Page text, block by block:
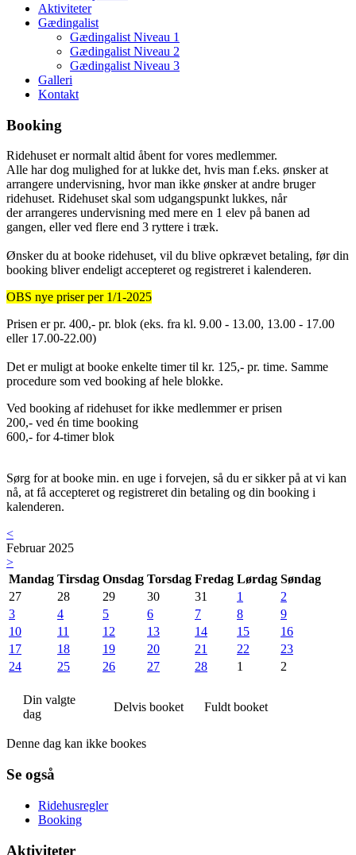
Aktiviteter
Gædingalist
Gædingalist Niveau 1
Gædingalist Niveau 2
Gædingalist Niveau 3
Galleri
Kontakt
Booking
Ridehuset er normalt altid åbent for vores medlemmer.
Alle har dog mulighed for at lukke det, hvis man f.eks. ønsker at
arrangere undervisning, hvor man ikke ønsker at andre bruger
ridehuset. Ridehuset skal som udgangspunkt lukkes, når
der arrangeres undervisning med mere en 1 elev på banen ad
gangen, eller ved flere end 3 ryttere i træk.
Ønsker du at booke ridehuset, vil du blive opkrævet betaling, før din
booking bliver endeligt accepteret og registreret i kalenderen.
OBS nye priser per 1/1-2025
Prisen er pr. 400,- pr. blok (eks. fra kl. 9.00 - 13.00, 13.00 - 17.00
eller 17.00-22.00)
Det er muligt at booke enkelte timer til kr. 125,- pr. time. Samme
procedure som ved booking af hele blokke.
Ved booking af ridehuset for ikke medlemmer er prisen
200,- ved én time booking
600,- for 4-timer blok
Sørg for at booke min. en uge i forvejen, så du er sikker på at vi kan
nå, at få accepteret og registreret din betaling og din booking i
kalenderen.
<
Februar 2025
>
Mandag Tirsdag Onsdag Torsdag Fredag Lørdag Søndag
27
28 29 30 31 1
2
3
4 5 6 7 8
9
10
11 12 13 14 15
16
17
18 19 20 21 22
23
24
25 26 27 28 1 2
Din valgte
dag
Delvis booket Fuldt booket
Denne dag kan ikke bookes
Se også
Ridehusregler
Booking
Aktiviteter